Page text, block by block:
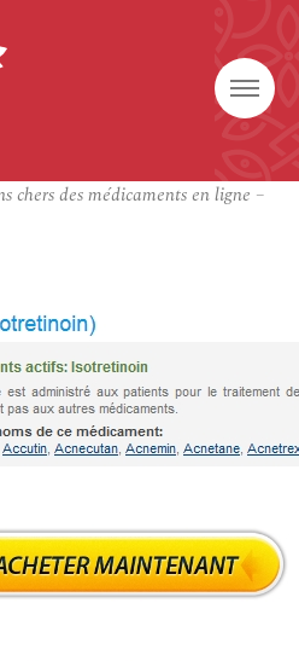
chers des médicaments en ligne –